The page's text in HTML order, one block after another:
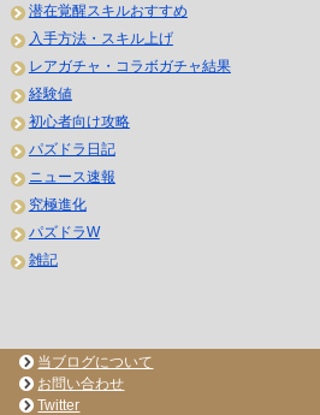
潜在覚醒スキルおすすめ
入手方法・スキル上げ
レアガチャ・コラボガチャ結果
経験値
初心者向け攻略
パズドラ日記
ニュース速報
究極進化
パズドラW
雑記
当ブログについて
お問い合わせ
Twitter